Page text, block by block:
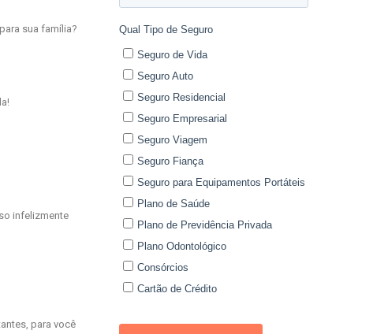
sua família?
infelizmente
para você